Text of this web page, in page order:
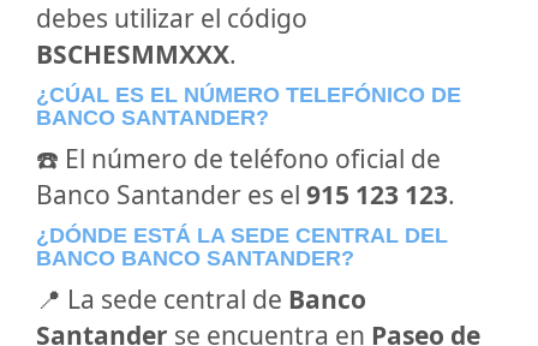
debes utilizar el código
BSCHESMMXXX.
¿CÚAL ES EL NÚMERO TELEFÓNICO DE
BANCO SANTANDER?
☎️ El número de teléfono oficial de
Banco Santander es el 915 123 123.
¿DÓNDE ESTÁ LA SEDE CENTRAL DEL
BANCO BANCO SANTANDER?
📍 La sede central de Banco
Santander se encuentra en Paseo de